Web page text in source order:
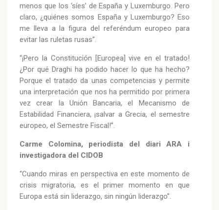
menos que los ‘síes’ de España y Luxemburgo. Pero
claro, ¿quiénes somos España y Luxemburgo? Eso
me lleva a la figura del referéndum europeo para
evitar las ruletas rusas”.
“¡Pero la Constitución [Europea] vive en el tratado!
¿Por qué Draghi ha podido hacer lo que ha hecho?
Porque el tratado da unas competencias y permite
una interpretación que nos ha permitido por primera
vez crear la Unión Bancaria, el Mecanismo de
Estabilidad Financiera, ¡salvar a Grecia, el semestre
europeo, el Semestre Fiscal!”.
Carme Colomina, periodista del diari ARA i
investigadora del CIDOB
“Cuando miras en perspectiva en este momento de
crisis migratoria, es el primer momento en que
Europa está sin liderazgo, sin ningún liderazgo”.